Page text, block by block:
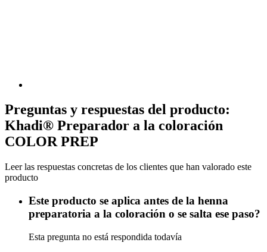
Preguntas y respuestas del producto:
Khadi® Preparador a la coloración
COLOR PREP
Leer las respuestas concretas de los clientes que han valorado este
producto
Este producto se aplica antes de la henna
preparatoria a la coloración o se salta ese paso?
Esta pregunta no está respondida todavía